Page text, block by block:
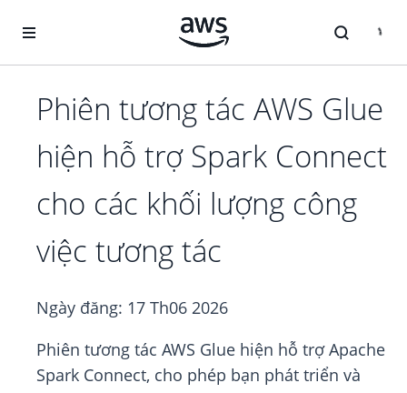
Phiên tương tác AWS Glue
hiện hỗ trợ Spark Connect
cho các khối lượng công
việc tương tác
Ngày đăng: 17 Th06 2026
Phiên tương tác AWS Glue hiện hỗ trợ Apache
Spark Connect, cho phép bạn phát triển và